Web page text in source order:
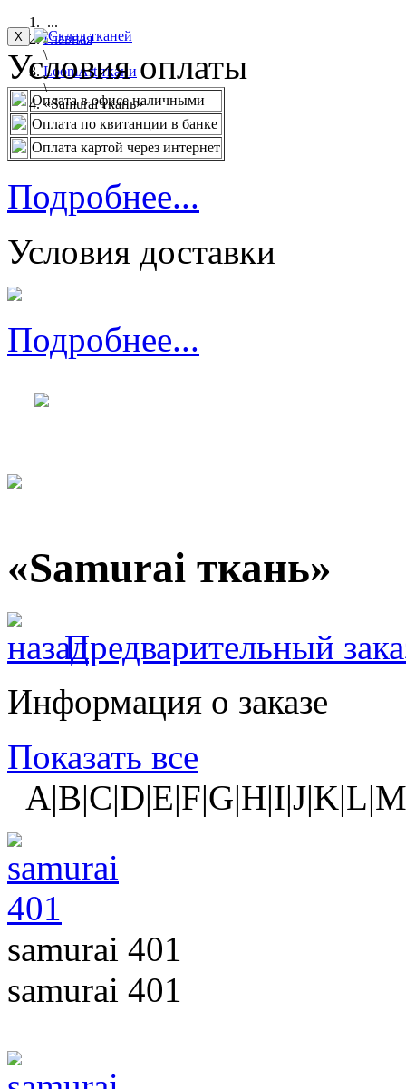
...
Главная
\
LoomArt ткани
\
«Samurai ткань»
X
Условия оплаты
Оплата в офисе наличными
Оплата по квитанции в банке
Оплата картой через интернет
Подробнее...
Условия доставки
Подробнее...
«Samurai ткань»
Предварительный
Информация о заказе
Показать все
samurai 401
samurai 401